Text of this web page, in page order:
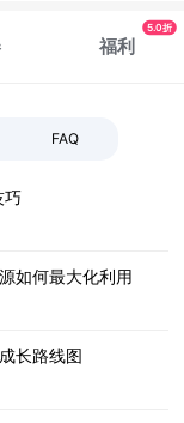
福利
5.0折
FAQ
巧
如何最大化利用
长路线图